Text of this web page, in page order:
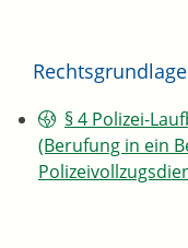
Rechtsgrundlage
§ 4 Polizei-
(Berufung in ein